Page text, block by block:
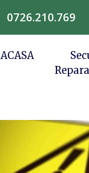
0726.210.769
ACASA